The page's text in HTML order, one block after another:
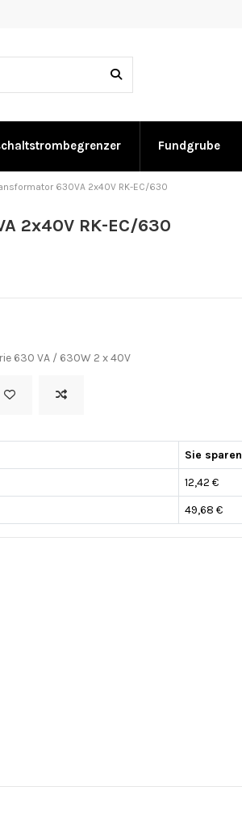
Fundgrube
630VA 2x40V RK-EC/630
2x40V RK-EC/630
630 VA / 630W 2 x 40V
Sie sparen
12,42 €
49,68 €